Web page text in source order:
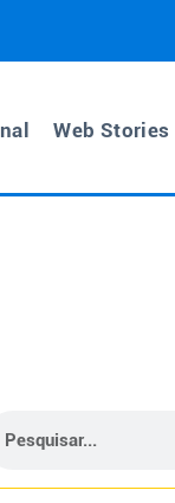
Web Stories